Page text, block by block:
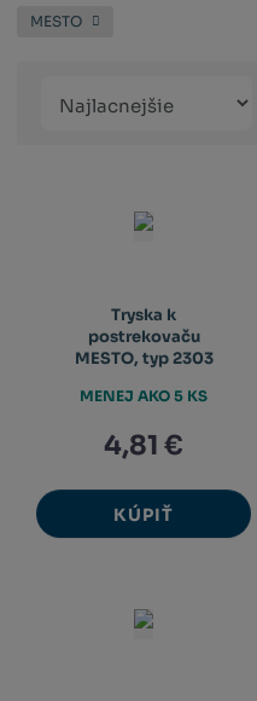
MESTO
produktů
Tryska k
postrekovaču
MESTO, typ 2303
4,81 €
KÚPIŤ
MENEJ AKO 5 KS